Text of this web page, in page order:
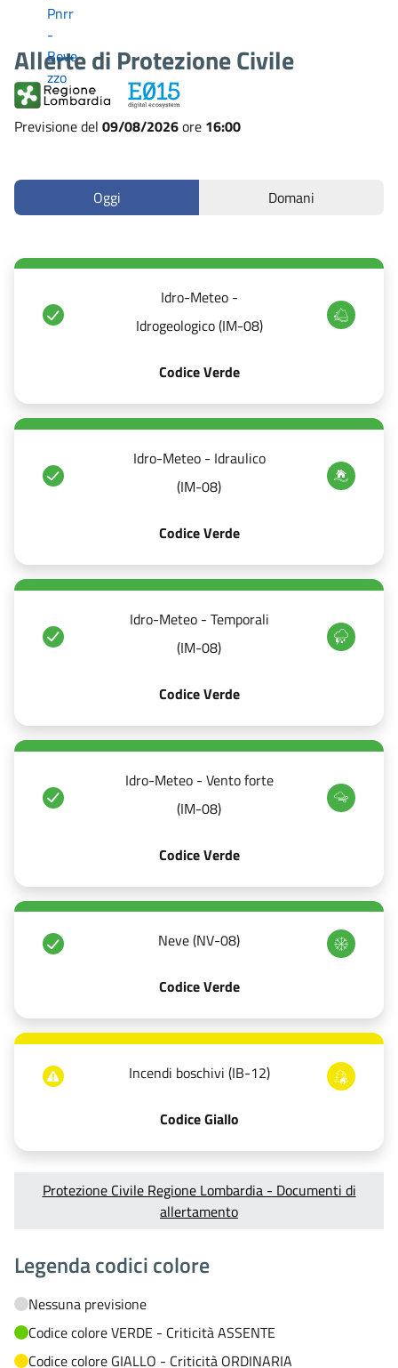
Allerte di Protezione Civile
Previsione del 09/08/2026ore 16:00
Oggi Domani
Idro-Meteo -
Idrogeologico (IM-08)
Codice Verde
Idro-Meteo - Idraulico
(IM-08)
Codice Verde
Idro-Meteo - Temporali
(IM-08)
Codice Verde
Idro-Meteo - Vento forte
(IM-08)
Codice Verde
Neve (NV-08)
Codice Verde
Incendi boschivi (IB-12)
Codice Giallo
Protezione Civile Regione Lombardia - Documenti di
allertamento
Legenda codici colore
Nessuna previsione
Codice colore VERDE - Criticità ASSENTE
Codice colore GIALLO - Criticità ORDINARIA